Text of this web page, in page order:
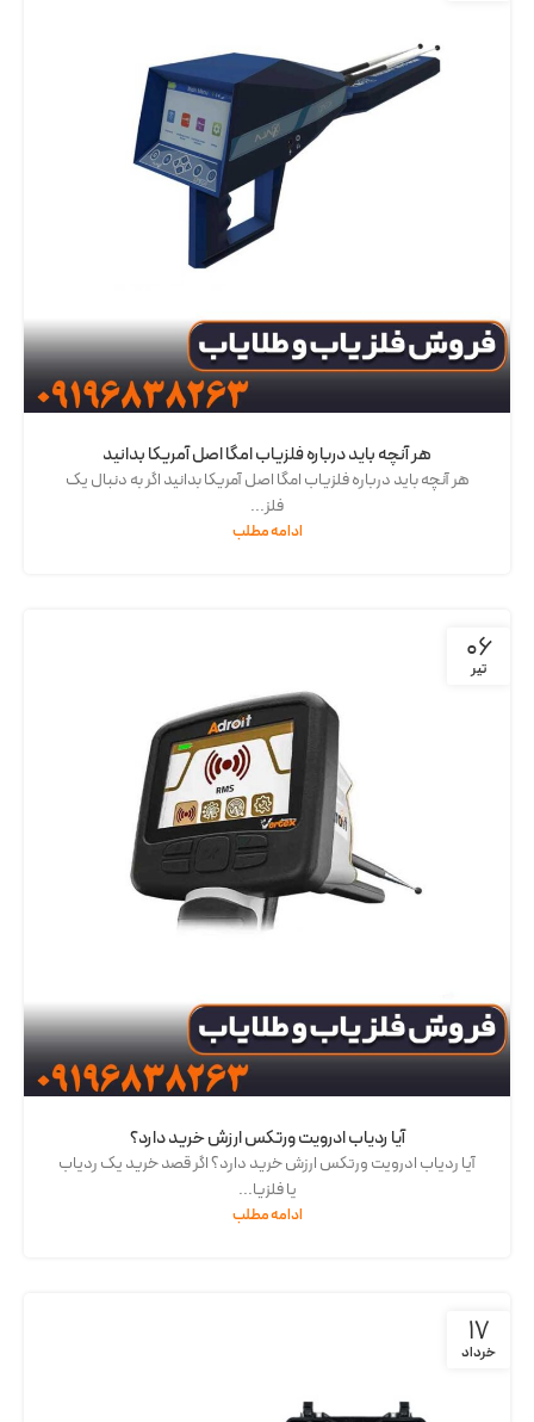
هر آنچه باید درباره فلزیاب امگا اصل آمریکا بدانید
هر آنچه باید درباره فلزیاب امگا اصل آمریکا بدانید اگر به دنبال یک
فلز...
ادامه مطلب
06
تیر
آیا ردیاب ادرویت ورتکس ارزش خرید دارد؟
آیا ردیاب ادرویت ورتکس ارزش خرید دارد؟ اگر قصد خرید یک ردیاب
یا فلزیا...
ادامه مطلب
17
خرداد